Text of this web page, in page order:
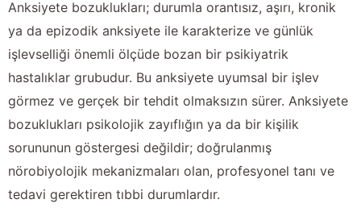
Anksiyete bozuklukları; durumla orantısız, aşırı, kronik
ya da epizodik anksiyete ile karakterize ve günlük
işlevselliği önemli ölçüde bozan bir psikiyatrik
hastalıklar grubudur. Bu anksiyete uyumsal bir işlev
görmez ve gerçek bir tehdit olmaksızın sürer. Anksiyete
bozuklukları psikolojik zayıflığın ya da bir kişilik
sorununun göstergesi değildir; doğrulanmış
nörobiyolojik mekanizmaları olan, profesyonel tanı ve
tedavi gerektiren tıbbi durumlardır.